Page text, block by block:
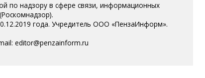
по надзору в сфере связи, информационных
года. Учредитель ООО «ПензаИнформ».
editor@penzainform.ru